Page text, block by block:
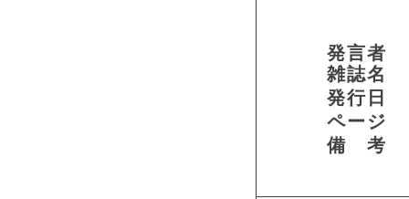
発言者
雑誌名
発行日
ページ
備 考